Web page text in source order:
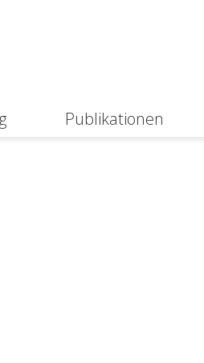
Publikationen